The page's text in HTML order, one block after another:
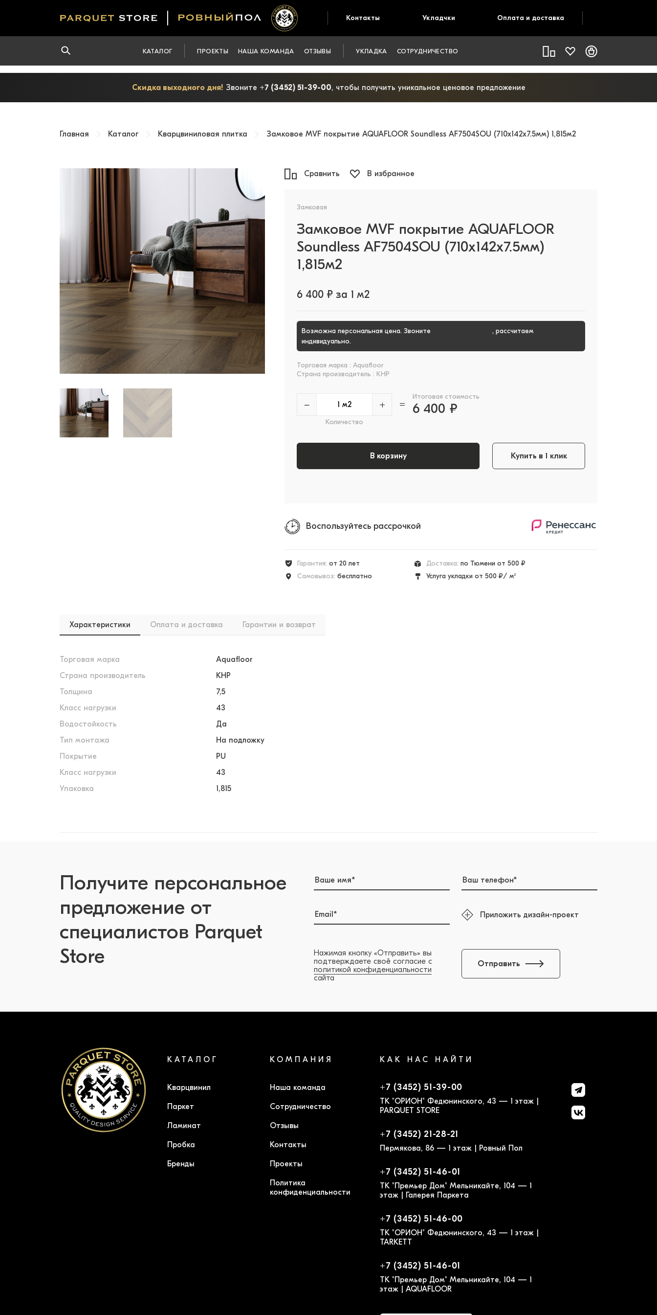
Контакты Укладчки Оплата и доставка
КАТАЛОГ ПРОЕКТЫ НАША КОМАНДА ОТЗЫВЫ УКЛАДКА СОТРУДНИЧЕСТВО
Скидка выходного дня! Звоните +7 (3452) 51-39-00, чтобы получить уникальное ценовое предложение
Главная Каталог Кварцвиниловая плитка Замковое MVF покрытие AQUAFLOOR Soundless AF7504SOU (710x142x7.5мм) 1,815м2
Сравнить В избранное
Замковая
Замковое MVF покрытие AQUAFLOOR
Soundless AF7504SOU (710x142x7.5мм)
1,815м2
6 400 ₽ за 1 м2
Возможна персональная цена. Звоните
, рассчитаем
индивидуально.
Торговая марка : Aquafloor
Страна производитель : КНР
− +
Количество
=
Итоговая стоимость
6 400 ₽
В корзину Купить в 1 клик
Воспользуйтесь рассрочкой
Гарантия: от 20 лет Доставка: по Тюмени от 500 ₽
Самовывоз: бесплатно Услуга укладки от 500 ₽/ м²
Характеристики Оплата и доставка Гарантии и возврат
Торговая марка
Aquafloor
Страна производитель
КНР
Толщина
7,5
Класс нагрузки
43
Водостойкость
Да
Тип монтажа
На подложку
Покрытие
PU
Класс нагрузки
43
Упаковка
1,815
Получите персональное
предложение от
специалистов Parquet
Store
Приложить дизайн-проект
Нажимая кнопку «Отправить» вы
подтверждаете своё согласие с
политикой конфиденциальности
сайта
Отправить
КАТАЛОГ
Кварцвинил
Паркет
Ламинат
Пробка
Бренды
КОМПАНИЯ
Наша команда
Сотрудничество
Отзывы
Контакты
Проекты
Политика
конфиденциальности
КАК НАС НАЙТИ
+7 (3452) 51-39-00
ТК "ОРИОН" Федюнинского, 43 — 1 этаж |
PARQUET STORE
+7 (3452) 21-28-21
Пермякова, 86 — 1 этаж | Ровный Пол
+7 (3452) 51-46-01
ТК "Премьер Дом" Мельникайте, 104 — 1
этаж | Галерея Паркета
+7 (3452) 51-46-00
ТК "ОРИОН" Федюнинского, 43 — 1 этаж |
TARKETT
+7 (3452) 51-46-01
ТК "Премьер Дом" Мельникайте, 104 — 1
этаж | AQUAFLOOR